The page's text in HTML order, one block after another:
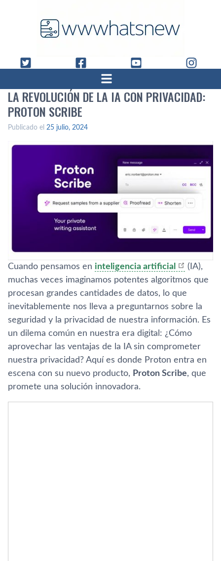
LA REVOLUCIÓN DE LA IA CON PRIVACIDAD:
PROTON SCRIBE
Publicado el 25 julio, 2024
Cuando pensamos en inteligencia artificial
(IA),
muchas veces imaginamos potentes algoritmos que
procesan grandes cantidades de datos, lo que
inevitablemente nos lleva a preguntarnos sobre la
seguridad y la privacidad de nuestra información. Es
un dilema común en nuestra era digital: ¿Cómo
aprovechar las ventajas de la IA sin comprometer
nuestra privacidad? Aquí es donde Proton entra en
escena con su nuevo producto, Proton Scribe, que
promete una solución innovadora.